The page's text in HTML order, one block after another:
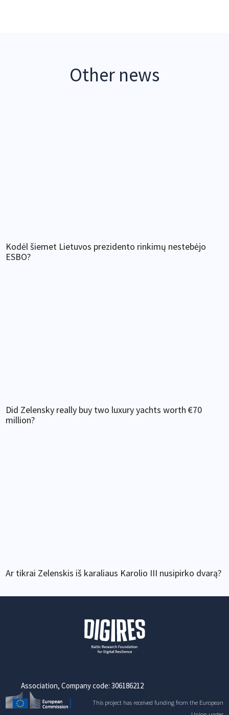
Other news
Kodėl šiemet Lietuvos prezidento rinkimų nestebėjo
ESBO?
Did Zelensky really buy two luxury yachts worth €70
million?
Ar tikrai Zelenskis iš karaliaus Karolio III nusipirko dvarą?
Association, Company code: 306186212
This project has received funding from the European